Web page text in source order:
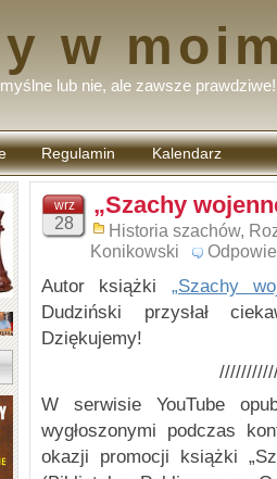
w
lub nie, ale zawsze prawdziwe!
Regulamin
komentarzy
Kalendarz
wrz
28
„Szachy
Historia szachów,
Konikowski
Autor książki „Szachy
Dudziński przysłał
Dziękujemy!
W serwisie YouTube
wygłoszonymi podczas
okazji promocji książki